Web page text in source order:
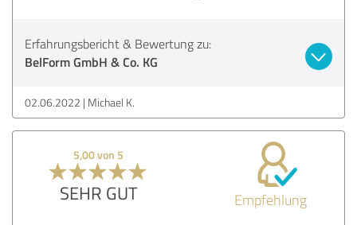
Erfahrungsbericht & Bewertung zu:
BelForm GmbH & Co. KG
02.06.2022 Michael K.
5,00 von 5
SEHR GUT Empfehlung